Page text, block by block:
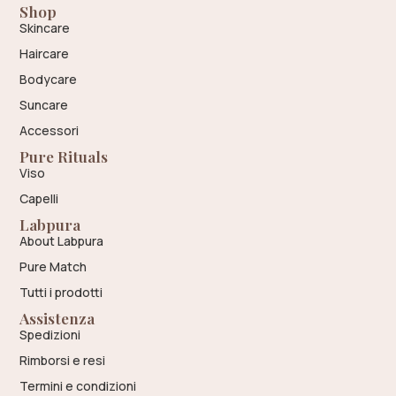
Shop
Skincare
Haircare
Bodycare
Suncare
Accessori
Pure Rituals
Viso
Capelli
Labpura
About Labpura
Pure Match
Tutti i prodotti
Assistenza
Spedizioni
Rimborsi e resi
Termini e condizioni